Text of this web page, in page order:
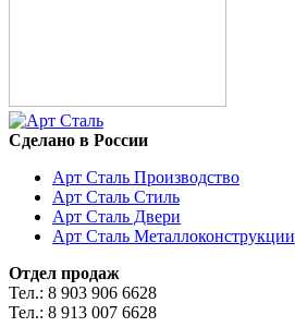
Сделано в России
Арт Сталь Производство
Арт Сталь Стиль
Арт Сталь Двери
Арт Сталь Металлоконструкции
Отдел продаж
Тел.: 8 903 906 6628
Тел.: 8 913 007 6628